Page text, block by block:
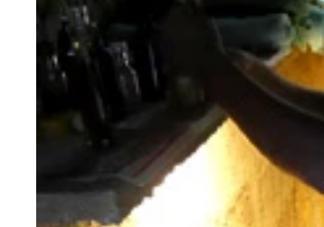
モルディブの海に浮かぶ。竜宮城はど
３６０度海に囲まれたサンドバンク！
モルディブの海底へダーイブ！
ずっと見ていても飽きない美しい海に
島間の移動もローカルの公共フェリ
美しい海を目の前にミスマッチなビキ
赤道直下で椰子の茂る南国の炎天下
現地の街と隔てられた柵の中の世界
イスラム教の象徴である三日月柄の
人生初の釣りでかわいい赤い魚が釣
真っ赤に燃えるモルディブの空
モルディブ人が使うディベヒ語。建
さすがにブルキニの写真は撮れなか
基本泳いでる人はいないけど、手を